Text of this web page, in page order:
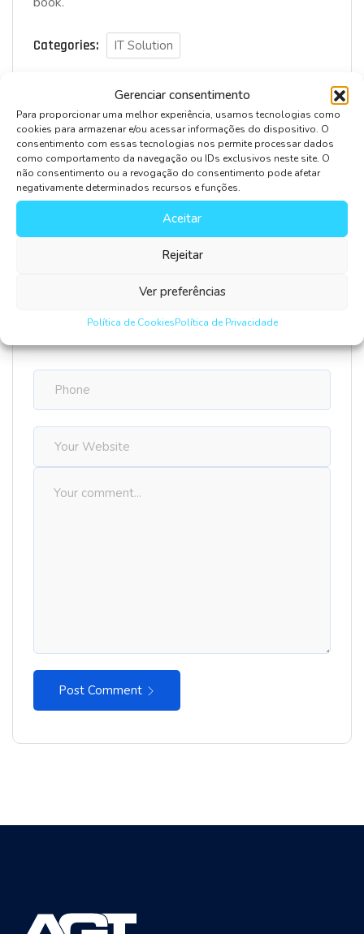
Gerenciar consentimento
Para proporcionar uma melhor experiência, usamos tecnologias como
cookies para armazenar e/ou acessar informações do dispositivo. O
consentimento com essas tecnologias nos permite processar dados
como comportamento da navegação ou IDs exclusivos neste site. O
não consentimento ou a revogação do consentimento pode afetar
negativamente determinados recursos e funções.
Aceitar
Rejeitar
Ver preferências
Política de CookiesPolítica de Privacidade
Categories: IT Solution
Leave Comment
vez que eu comentar.
Post Comment